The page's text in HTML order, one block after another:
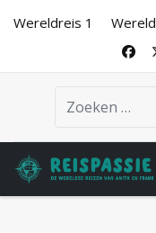
Wereldreis 1
Zoeken